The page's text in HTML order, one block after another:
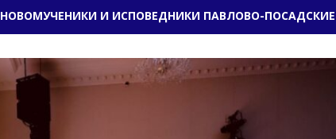
НОВОМУЧЕНИКИ И ИСПОВЕДНИКИ ПАВЛОВО-ПОСАДСКИЕ